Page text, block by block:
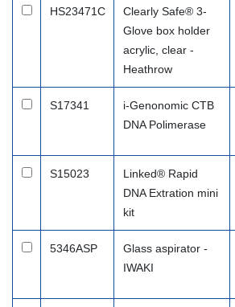
HS23471C
Clearly Safe® 3-
Glove box holder
acrylic, clear -
Heathrow
S17341
i-Genonomic CTB
DNA Polimerase
S15023
Linked® Rapid
DNA Extration mini
kit
5346ASP
Glass aspirator -
IWAKI